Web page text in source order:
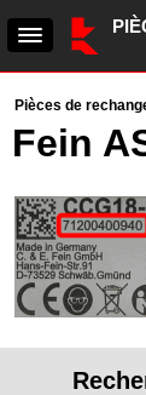
Pièces de
Fein